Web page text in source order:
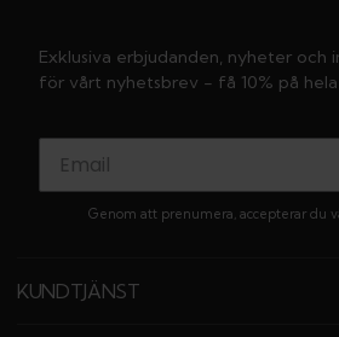
Exklusiva erbjudanden, nyheter och
för vårt nyhetsbrev - få 10% på
Genom att prenumera, accepterar du
KUNDTJÄNST